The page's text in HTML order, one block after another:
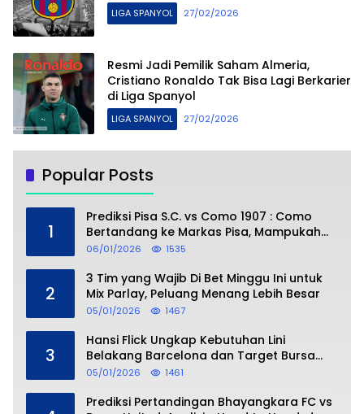
LIGA SPANYOL 27/02/2026
Resmi Jadi Pemilik Saham Almeria,
Cristiano Ronaldo Tak Bisa Lagi Berkarier
di Liga Spanyol
LIGA SPANYOL 27/02/2026
Popular Posts
1
Prediksi Pisa S.C. vs Como 1907 : Como
Bertandang ke Markas Pisa, Mampukah
Asuhan Cesc Fàbregas Mencuri Poin?
06/01/2026 1535
2
3 Tim yang Wajib Di Bet Minggu Ini untuk
Mix Parlay, Peluang Menang Lebih Besar
05/01/2026 1467
3
Hansi Flick Ungkap Kebutuhan Lini
Belakang Barcelona dan Target Bursa
Transfer Januari
05/01/2026 1461
Prediksi Pertandingan Bhayangkara FC vs